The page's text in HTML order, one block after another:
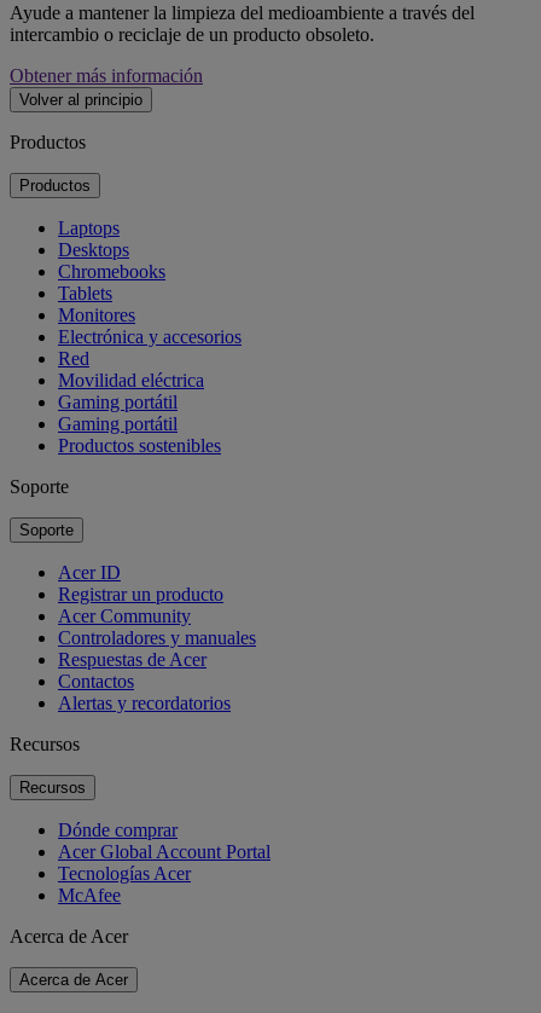
Ayude a mantener la limpieza del medioambiente a través del
intercambio o reciclaje de un producto obsoleto.
Obtener más información
Volver al principio
Productos
Productos
Laptops
Desktops
Chromebooks
Tablets
Monitores
Electrónica y accesorios
Red
Movilidad eléctrica
Gaming portátil
Gaming portátil
Productos sostenibles
Soporte
Soporte
Acer ID
Registrar un producto
Acer Community
Controladores y manuales
Respuestas de Acer
Contactos
Alertas y recordatorios
Recursos
Recursos
Dónde comprar
Acer Global Account Portal
Tecnologías Acer
McAfee
Acerca de Acer
Acerca de Acer